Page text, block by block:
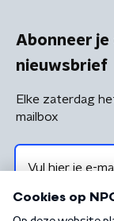
Abonneer
nieuwsbrief
Elke zaterdag
mailbox